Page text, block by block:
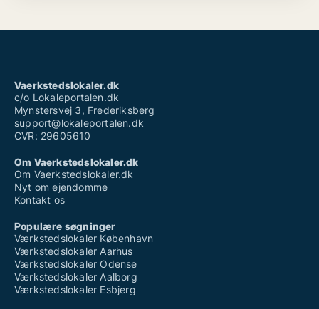
Vaerkstedslokaler.dk
c/o Lokaleportalen.dk
Mynstersvej 3, Frederiksberg
support@lokaleportalen.dk
CVR: 29605610
Om Vaerkstedslokaler.dk
Om Vaerkstedslokaler.dk
Nyt om ejendomme
Kontakt os
Populære søgninger
Værkstedslokaler København
Værkstedslokaler Aarhus
Værkstedslokaler Odense
Værkstedslokaler Aalborg
Værkstedslokaler Esbjerg